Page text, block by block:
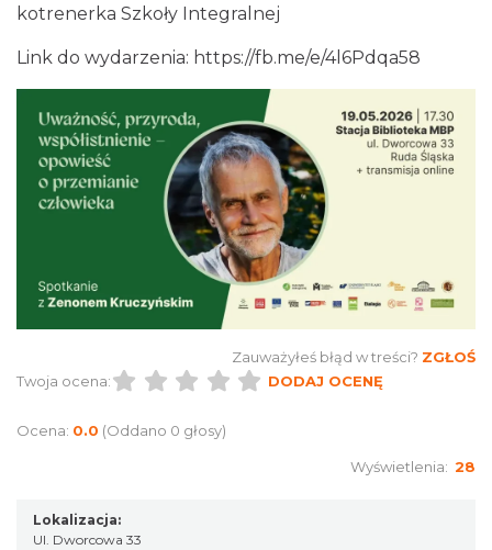
Fajer Festiwal 2026
kotrenerka Szkoły Integralnej
Link do wydarzenia: https://fb.me/e/4l6Pdqa58
Zauważyłeś błąd w treści? ZGŁOŚ
Twoja ocena:
DODAJ OCENĘ
Ocena: 0.0 (Oddano 0 głosy)
Wyświetlenia: 28
Lokalizacja:
Ul. Dworcowa 33